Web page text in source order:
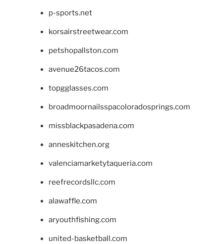
p-sports.net
korsairstreetwear.com
petshopallston.com
avenue26tacos.com
topgglasses.com
broadmoornailsspacoloradosprings.com
missblackpasadena.com
anneskitchen.org
valenciamarketytaqueria.com
reefrecordsllc.com
alawaffle.com
aryouthfishing.com
united-basketball.com